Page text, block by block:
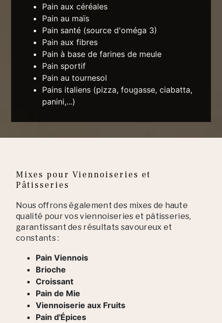
Pain aux céréales
Pain au maïs
Pain santé (source d'oméga 3)
Pain aux fibres
Pain à base de farines de meule
Pain sportif
Pain au tournesol
Pains italiens (pizza, fougasse, ciabatta,
panini,...)
Mixes pour Viennoiseries et
Pâtisseries
Nous offrons également des mixes de haute
qualité pour vos viennoiseries et pâtisseries,
garantissant des résultats savoureux et
constants :
Pain Viennois
Brioche
Croissant
Pain de Mie
Viennoiserie aux Fruits
Pain d'Épices